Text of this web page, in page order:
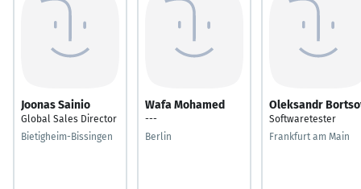
Joonas Sainio
Global Sales Director
Bietigheim-Bissingen
Wafa Mohamed
---
Berlin
Oleksandr
Softwaretester
Frankfurt am Main